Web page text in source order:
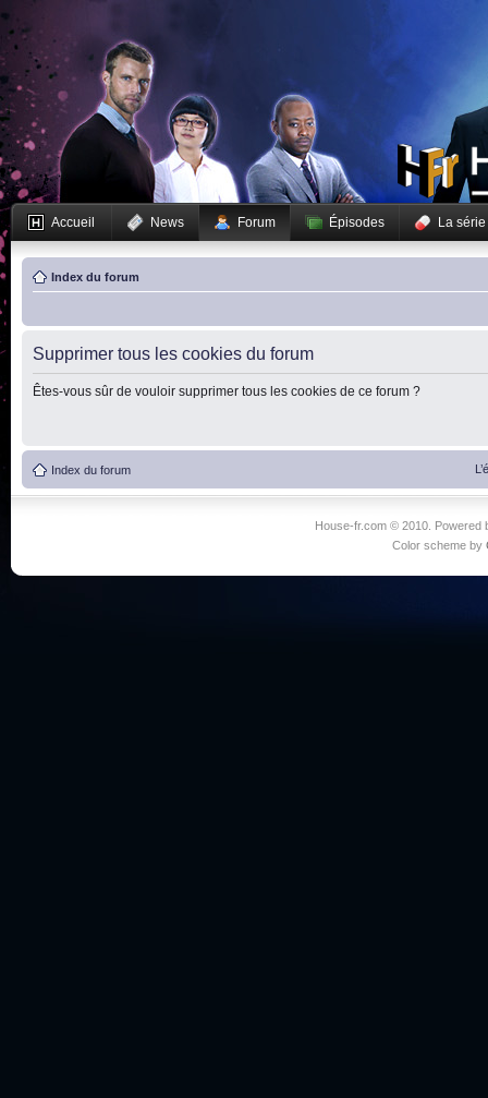
Accueil News Forum Épisodes La série
Index du forum
Supprimer tous les cookies du forum
Êtes-vous sûr de vouloir supprimer tous les cookies de ce forum ?
Index du forum
House-fr.com © 2010. Powered
Color scheme by